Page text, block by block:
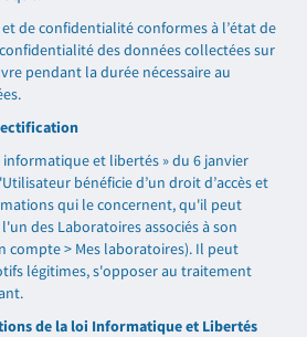
de confidentialité conformes à l’état de
des données collectées sur
pendant la durée nécessaire au
et libertés » du 6 janvier
bénéficie d’un droit d’accès et
qui le concernent, qu'il peut
des Laboratoires associés à son
compte > Mes laboratoires). Il peut
légitimes, s'opposer au traitement
de la loi Informatique et Libertés